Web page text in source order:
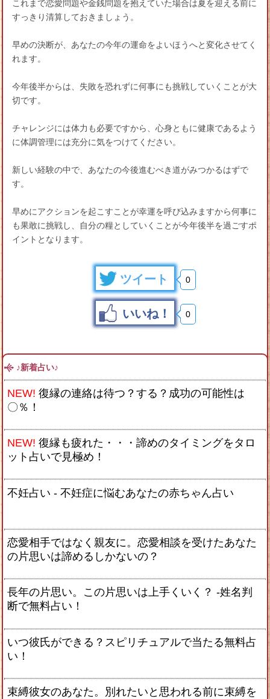
これまで恋愛問題や金銭問題を抱えていた場合は夏を迎える前に
すっきり清算しておきましょう。
早めの決断が、あなたの今年の運命をよいほうへと変化させてく
れます。
今年後半からは、失敗を恐れずに何事にも挑戦していくことが大
切です。
チャレンジには体力も必要ですから、心身ともに健康であるよう
に体調管理には充分に気をつけてください。
新しい経験の中で、あなたの今後進むべき道がみつかるはずで
す。
早めにアクションを起こすことが幸運を呼び込みますから何事に
も果敢に挑戦し、自分の糧としていくことが今年後半を過ごすポ
イントとなります。
ツイート 0
いいね！ 0
♪新着占い♪
NEW! 復縁の連絡は待つ？する？成功の可能性は
〇％！
NEW! 復縁も疲れた・・・諦めのタイミングをタロ
ット占いで見極め！
不妊占い - 不妊症に悩むあなたの赤ちゃん占い
恋愛相手ではなく親友に。恋愛相談を受けたあなた
の片思いは諦めるしかないの？
長年の片思い。この片思いは上手くいく？ -姓名判
断で無料占い！
いつ彼氏ができる？スピリチュアルで当たる無料占
い！
束縛彼女のあなた。別れたいと思われる前に束縛を